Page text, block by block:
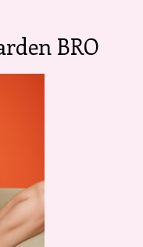
BRO